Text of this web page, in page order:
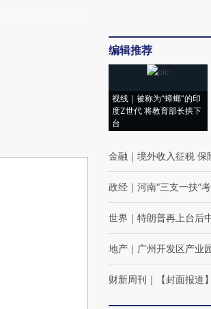
编辑推荐
视线｜被称为“蟑螂”的印
度Z世代 将教育部长拱下
台
金融 ｜ 境外收入征税 保
政经 ｜ 河南“三支一扶”
世界 ｜ 特朗普再上台后
地产 ｜ 广州开发区产业
财新周刊 ｜ 【封面报道